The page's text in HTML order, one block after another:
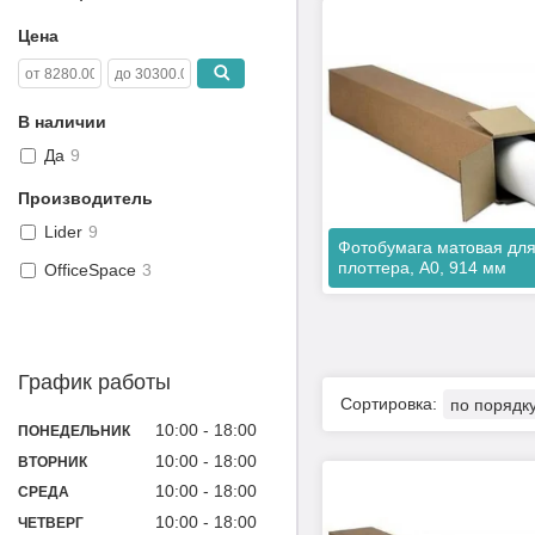
Фотобумага матовая для
плоттера, A0, 914 мм
Цена
В наличии
Да 9
Производитель
Lider 9
OfficeSpace 3
График работы
ПОНЕДЕЛЬНИК 10:00 18:00
ВТОРНИК 10:00 18:00
СРЕДА 10:00 18:00
ЧЕТВЕРГ 10:00 18:00